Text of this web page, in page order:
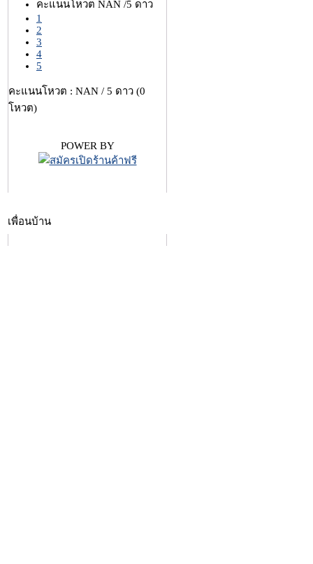
คะแนนโหวต NAN /5 ดาว
1
2
3
4
5
คะแนนโหวต : NAN / 5 ดาว (0
โหวต)
POWER BY
เพื่อนบ้าน